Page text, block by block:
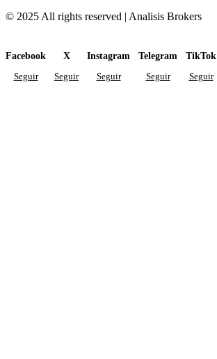
© 2025 All rights reserved | Analisis Brokers
Facebook
Seguir
X
Seguir
Instagram
Seguir
Telegram
Seguir
TikTok
Seguir